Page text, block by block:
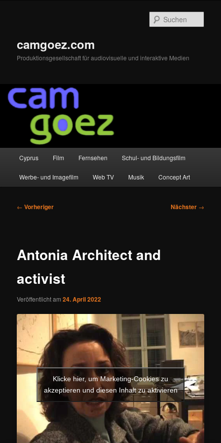
camgoez.com
Produktionsgesellschaft für audiovisuelle und interaktive Medien
Cyprus Film Fernsehen Schul- und Bildungsfilm
Werbe- und Imagefilm Web TV Musik Concept Art
Beitragsnavigation
← Vorheriger Nächster →
Antonia Architect and
activist
Veröffentlicht am24. April 2022
Klicke hier, um Marketing-Cookies zu
akzeptieren und diesen Inhalt zu aktivieren